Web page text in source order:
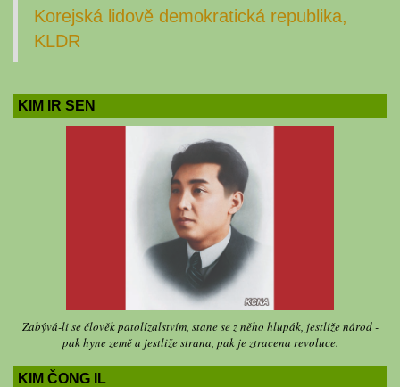
Korejská lidově demokratická republika,
KLDR
KIM IR SEN
Zabývá-li se člověk patolízalstvím, stane se z něho hlupák, jestliže národ -
pak hyne země a jestliže strana, pak je ztracena revoluce.
KIM ČONG IL